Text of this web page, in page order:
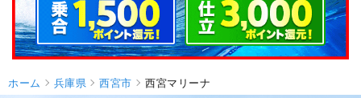
ホーム 兵庫県 西宮市 西宮マリーナ